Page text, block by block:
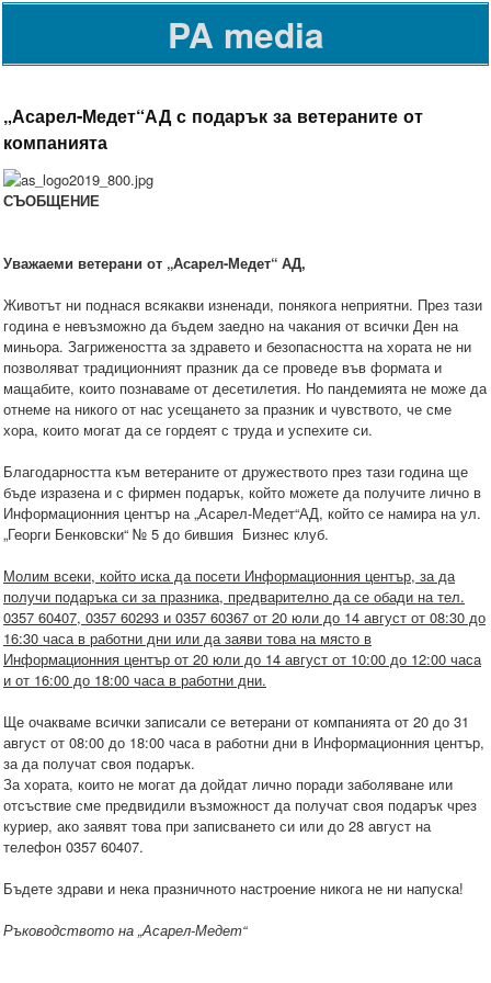
PA media
„Асарел-Медет“АД с подарък за ветераните от
компанията
СЪОБЩЕНИЕ
Уважаеми ветерани от „Асарел-Медет“ АД,
Животът ни поднася всякакви изненади, понякога неприятни. През тази
година е невъзможно да бъдем заедно на чакания от всички Ден на
миньора. Загрижеността за здравето и безопасността на хората не ни
позволяват традиционният празник да се проведе във формата и
мащабите, които познаваме от десетилетия. Но пандемията не може да
отнеме на никого от нас усещането за празник и чувството, че сме
хора, които могат да се гордеят с труда и успехите си.
Благодарността към ветераните от дружеството през тази година ще
бъде изразена и с фирмен подарък, който можете да получите лично в
Информационния център на „Асарел-Медет“АД, който се намира на ул.
„Георги Бенковски“ № 5 до бившия Бизнес клуб.
Молим всеки, който иска да посети Информационния център, за да
получи подаръка си за празника, предварително да се обади на тел.
0357 60407, 0357 60293 и 0357 60367 от 20 юли до 14 август от 08:30 до
16:30 часа в работни дни или да заяви това на място в
Информационния център от 20 юли до 14 август от 10:00 до 12:00 часа
и от 16:00 до 18:00 часа в работни дни.
Ще очакваме всички записали се ветерани от компанията от 20 до 31
август от 08:00 до 18:00 часа в работни дни в Информационния център,
за да получат своя подарък.
За хората, които не могат да дойдат лично поради заболяване или
отсъствие сме предвидили възможност да получат своя подарък чрез
куриер, ако заявят това при записването си или до 28 август на
телефон 0357 60407.
Бъдете здрави и нека празничното настроение никога не ни напуска!
Ръководството на „Асарел-Медет“